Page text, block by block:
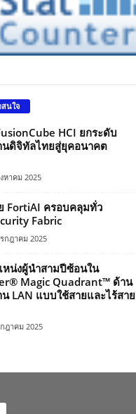
นใจ
HCI ยกระดับ
นดิจิทัลไทยสู่ยุคอนาคต
หาคม 2025
FortiAI ครอบคลุมทั่ว
Fabric
กฎาคม 2025
หน่งผู้นำสามปีซ้อนใน
Magic Quadrant™ ด้าน
น LAN แบบใช้สายและไร้สาย
ฎาคม 2025